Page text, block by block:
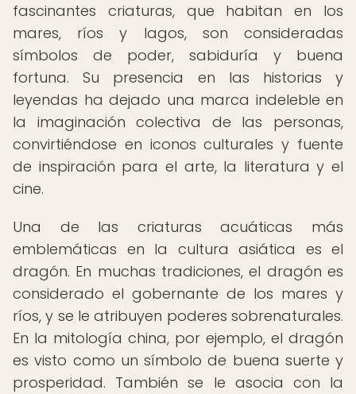
fascinantes criaturas, que habitan en los
mares, ríos y lagos, son consideradas
símbolos de poder, sabiduría y buena
fortuna. Su presencia en las historias y
leyendas ha dejado una marca indeleble en
la imaginación colectiva de las personas,
convirtiéndose en iconos culturales y fuente
de inspiración para el arte, la literatura y el
cine.
Una de las criaturas acuáticas más
emblemáticas en la cultura asiática es el
dragón. En muchas tradiciones, el dragón es
considerado el gobernante de los mares y
ríos, y se le atribuyen poderes sobrenaturales.
En la mitología china, por ejemplo, el dragón
es visto como un símbolo de buena suerte y
prosperidad. También se le asocia con la